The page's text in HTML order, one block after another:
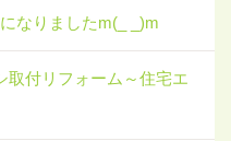
なりましたm(_ _)m
取付リフォーム～住宅エ